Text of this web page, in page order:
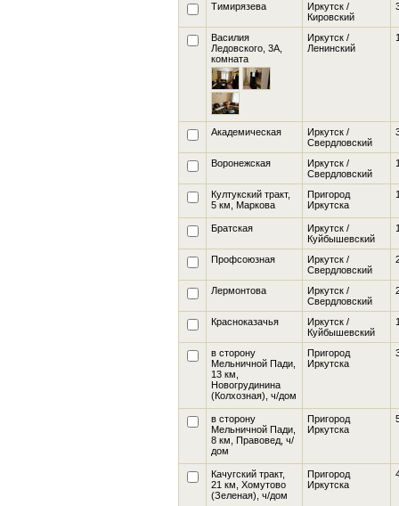
Тимирязева
Иркутск /
Кировский
Василия
Ледовского, 3А
комната
Иркутск /
Ленинский
Академическая
Иркутск /
Свердловский
Воронежская
Иркутск /
Свердловский
Култукский тракт,
5 км, Маркова
Пригород
Иркутска
Братская
Иркутск /
Куйбышевский
Профсоюзная
Иркутск /
Свердловский
Лермонтова
Иркутск /
Свердловский
Красноказачья
Иркутск /
Куйбышевский
в сторону
Мельничной Пади,
13 км,
Новогрудинина
(Колхозная), ч/дом
Пригород
Иркутска
в сторону
Мельничной Пади,
8 км, Правовед , ч/
дом
Пригород
Иркутска
Качугский тракт,
21 км, Хомутово
(Зеленая), ч/дом
Пригород
Иркутска